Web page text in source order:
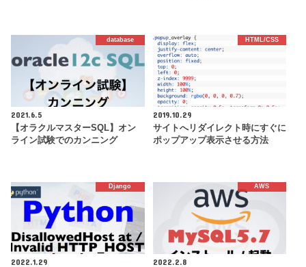
database
2021.6.5
【オラクルマスターSQL】オン
ライン試験でのカンニング
HTML/CSS
2019.10.29
サイトへリダイレクト時にすぐに
ポップアップ表示させる方法
Django
2022.1.29
AWS
2022.2.8